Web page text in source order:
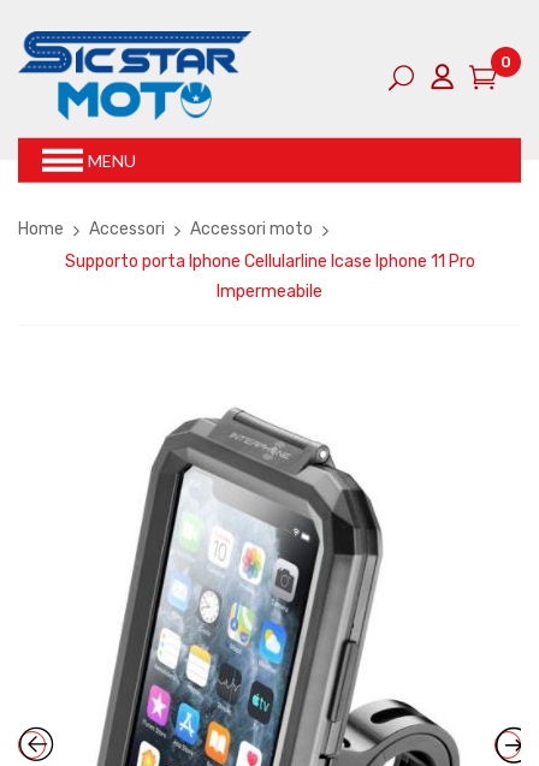
0
MENU
Home Accessori
Accessori moto
Supporto porta Iphone Cellularline Icase Iphone 11 Pro
Impermeabile